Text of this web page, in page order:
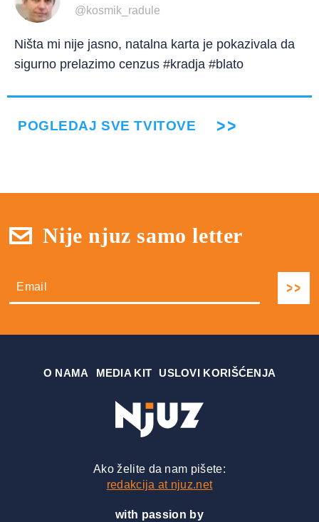
@kosmik_radule
Ništa mi nije jasno, natalna karta je pokazivala da
sigurno prelazimo cenzus #kradja #blato
POGLEDAJ SVE TVITOVE
Nije njuz samo letter
О NAMA MEDIA KIT USLOVI KORIŠĆENJA
Ako želite da nam pišete:
redakcija at njuz.net
with passion by